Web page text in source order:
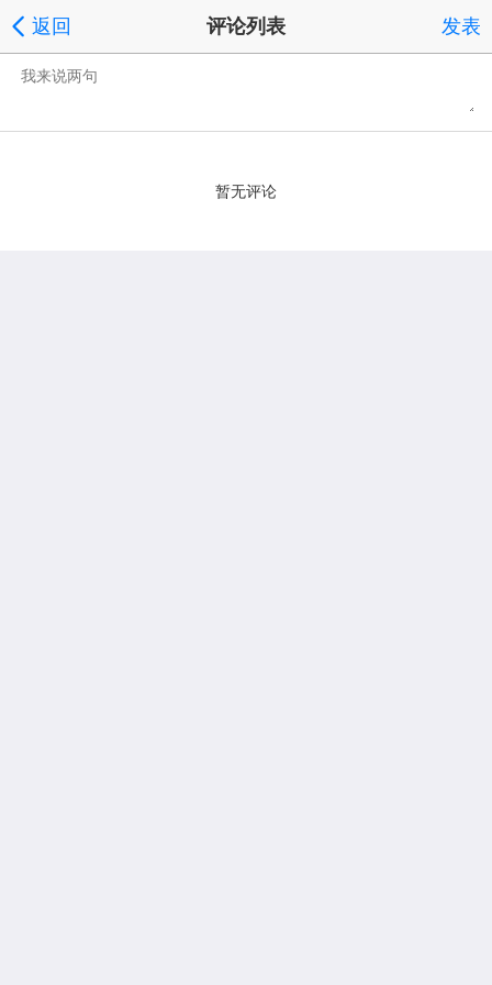
返回 评论列表 发表
暂无评论